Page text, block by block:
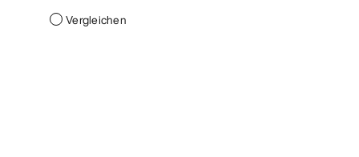
Vergleichen